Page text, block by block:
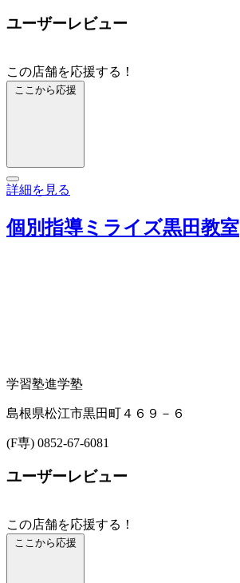
ユーザーレビュー
この店舗を応援する！
ここから応援
詳細を見る
個別指導ミライズ黒田教室
学習塾進学塾
島根県松江市黒田町４６９－６
(F専) 0852-67-6081
ユーザーレビュー
この店舗を応援する！
ここから応援